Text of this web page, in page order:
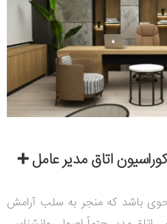
اتاق مدیر عامل ➕
باشد که منجر به سلب آرامش